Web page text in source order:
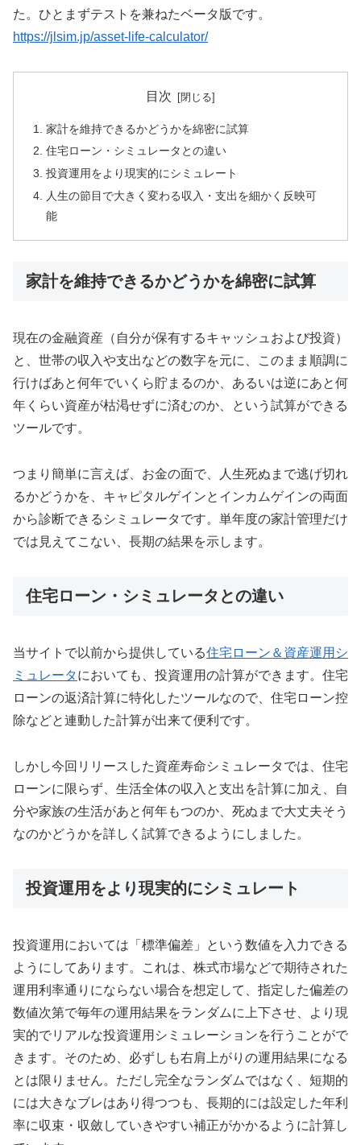
た。ひとまずテストを兼ねたベータ版です。
https://jlsim.jp/asset-life-calculator/
目次
家計を維持できるかどうかを綿密に試算
住宅ローン・シミュレータとの違い
投資運用をより現実的にシミュレート
人生の節目で大きく変わる収入・支出を細かく反映可
能
家計を維持できるかどうかを綿密に試算
現在の金融資産（自分が保有するキャッシュおよび投資）
と、世帯の収入や支出などの数字を元に、このまま順調に
行けばあと何年でいくら貯まるのか、あるいは逆にあと何
年くらい資産が枯渇せずに済むのか、という試算ができる
ツールです。
つまり簡単に言えば、お金の面で、人生死ぬまで逃げ切れ
るかどうかを、キャピタルゲインとインカムゲインの両面
から診断できるシミュレータです。単年度の家計管理だけ
では見えてこない、長期の結果を示します。
住宅ローン・シミュレータとの違い
当サイトで以前から提供している住宅ローン＆資産運用シ
ミュレータにおいても、投資運用の計算ができます。住宅
ローンの返済計算に特化したツールなので、住宅ローン控
除などと連動した計算が出来て便利です。
しかし今回リリースした資産寿命シミュレータでは、住宅
ローンに限らず、生活全体の収入と支出を計算に加え、自
分や家族の生活があと何年もつのか、死ぬまで大丈夫そう
なのかどうかを詳しく試算できるようにしました。
投資運用をより現実的にシミュレート
投資運用においては「標準偏差」という数値を入力できる
ようにしてあります。これは、株式市場などで期待された
運用利率通りにならない場合を想定して、指定した偏差の
数値次第で毎年の運用結果をランダムに上下させ、より現
実的でリアルな投資運用シミュレーションを行うことがで
きます。そのため、必ずしも右肩上がりの運用結果になる
とは限りません。ただし完全なランダムではなく、短期的
には大きなブレはあり得つつも、長期的には設定した年利
率に収束・収斂していきやすい補正がかかるように計算し